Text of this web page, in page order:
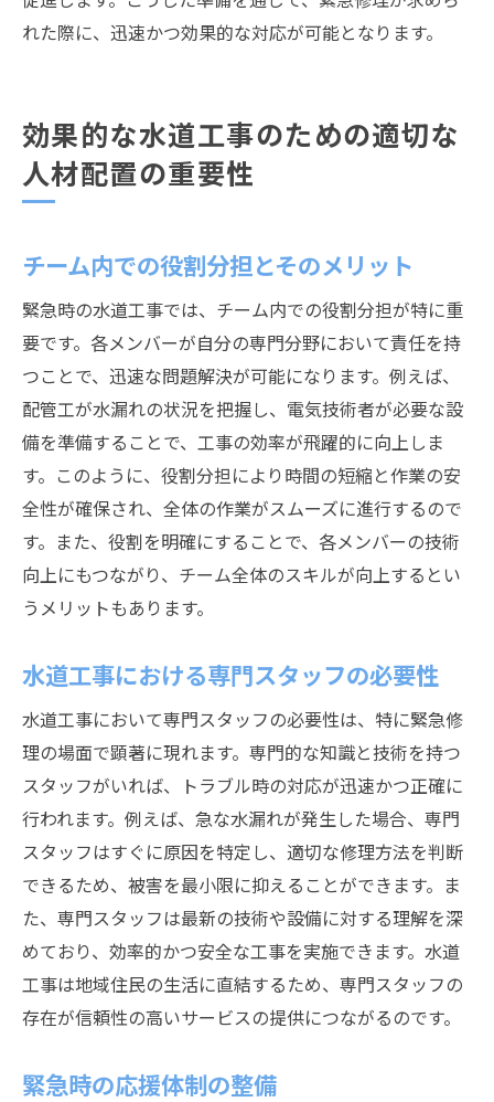
れた際に、迅速かつ効果的な対応が可能となります。
効果的な水道工事のための適切な
人材配置の重要性
チーム内での役割分担とそのメリット
緊急時の水道工事では、チーム内での役割分担が特に重
要です。各メンバーが自分の専門分野において責任を持
つことで、迅速な問題解決が可能になります。例えば、
配管工が水漏れの状況を把握し、電気技術者が必要な設
備を準備することで、工事の効率が飛躍的に向上しま
す。このように、役割分担により時間の短縮と作業の安
全性が確保され、全体の作業がスムーズに進行するので
す。また、役割を明確にすることで、各メンバーの技術
向上にもつながり、チーム全体のスキルが向上するとい
うメリットもあります。
水道工事における専門スタッフの必要性
水道工事において専門スタッフの必要性は、特に緊急修
理の場面で顕著に現れます。専門的な知識と技術を持つ
スタッフがいれば、トラブル時の対応が迅速かつ正確に
行われます。例えば、急な水漏れが発生した場合、専門
スタッフはすぐに原因を特定し、適切な修理方法を判断
できるため、被害を最小限に抑えることができます。ま
た、専門スタッフは最新の技術や設備に対する理解を深
めており、効率的かつ安全な工事を実施できます。水道
工事は地域住民の生活に直結するため、専門スタッフの
存在が信頼性の高いサービスの提供につながるのです。
緊急時の応援体制の整備